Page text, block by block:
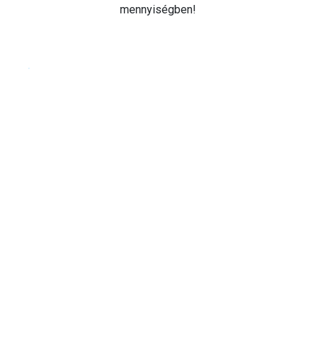
mennyiségben!